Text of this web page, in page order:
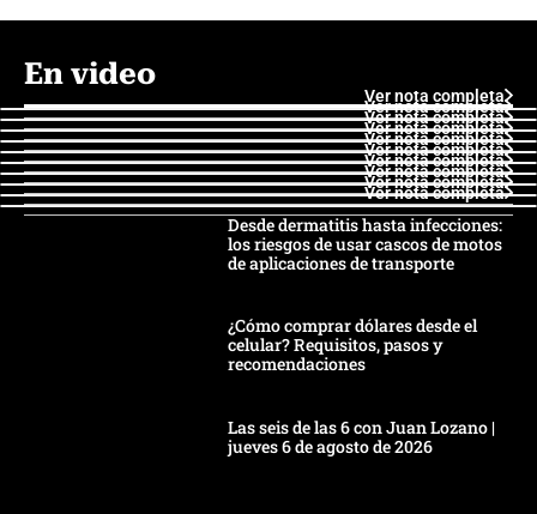
En video
Ver nota completa
Ver nota completa
Ver nota completa
Ver nota completa
Ver nota completa
Ver nota completa
Ver nota completa
Ver nota completa
Ver nota completa
Ver nota completa
Desde dermatitis hasta infecciones:
los riesgos de usar cascos de motos
de aplicaciones de transporte
¿Cómo comprar dólares desde el
celular? Requisitos, pasos y
recomendaciones
Las seis de las 6 con Juan Lozano |
jueves 6 de agosto de 2026